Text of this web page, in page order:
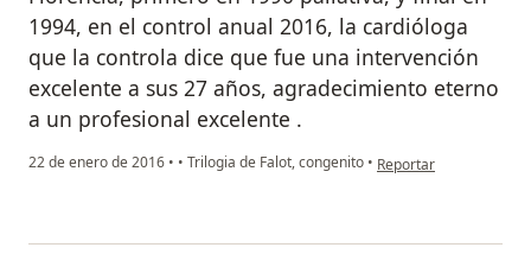
1994, en el control anual 2016, la cardióloga
que la controla dice que fue una intervención
excelente a sus 27 años, agradecimiento eterno
a un profesional excelente .
22 de enero de 2016 • • Trilogia de Falot, congenito • en opinión del usuario
Reportar